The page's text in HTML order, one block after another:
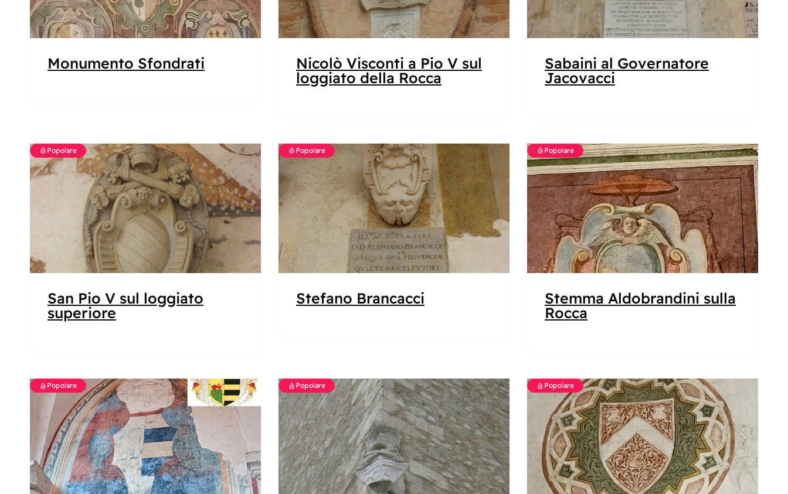
Monumento Sfondrati
Nicolò Visconti a Pio V sul
loggiato della Rocca
Sabaini al Governatore
Jacovacci
Popolare
San Pio V sul loggiato
superiore
Popolare
Stefano Brancacci
Popolare
Stemma Aldobrandini sulla
Rocca
Popolare Popolare Popolare